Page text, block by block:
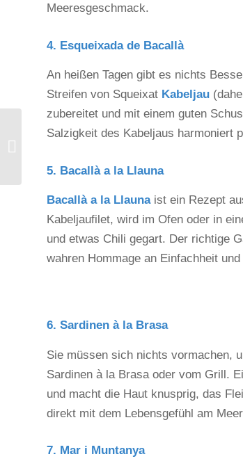
Meeresgeschmack.
4. Esqueixada de Bacallà
An heißen Tagen gibt es nichts
Streifen von Squeixat Kabeljau
zubereitet und mit einem guten
Salzigkeit des Kabeljaus harmoniert
5. Bacallà a la Llauna
Bacallà a la Llaunaist ein Rezept
Kabeljaufilet, wird im Ofen oder in
und etwas Chili gegart. Der richtige
wahren Hommage an Einfachheit
6. Sardinen à la Brasa
Sie müssen sich nichts vormachen,
Sardinen à la Brasa oder vom Grill.
und macht die Haut knusprig, das
direkt mit dem Lebensgefühl am
7. Mar i Muntanya
Rezept für marinierten